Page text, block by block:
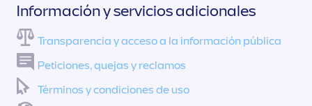
Información y servicios adicionales
Transparencia y acceso a la información pública
Peticiones, quejas y reclamos
Términos y condiciones de uso